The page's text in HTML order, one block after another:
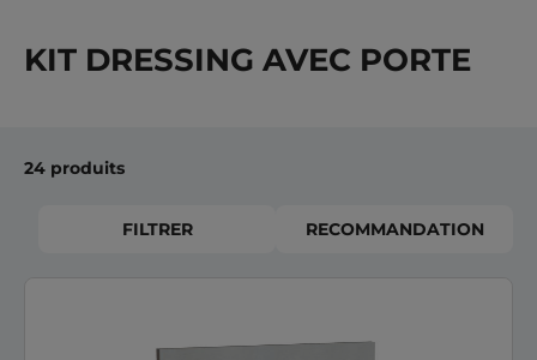
KIT DRESSING AVEC PORTE
24 produits
FILTRER RECOMMANDATION